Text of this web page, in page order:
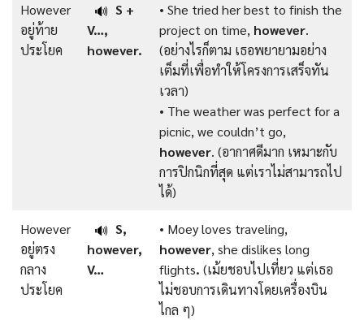
However
อยู่ท้าย
ประโยค
🔊 S +
V…,
however.
• She tried her best to finish the
project on time, however.
(อย่างไรก็ตาม เธอพยายามอย่าง
เต็มที่เพื่อทำให้โครงการเสร็จทัน
เวลา)
• The weather was perfect for a
picnic, we couldn’t go,
however. (อากาศดีมาก เหมาะกับ
การปิกนิกที่สุด แต่เราไม่สามารถไป
ได้)
However
อยู่ตรง
กลาง
ประโยค
🔊 S,
however,
V…
• Moey loves traveling,
however, she dislikes long
flights. (เม้ยชอบไปเที่ยว แต่เธอ
ไม่ชอบการเดินทางโดยเครื่องบิน
ไกล ๆ)